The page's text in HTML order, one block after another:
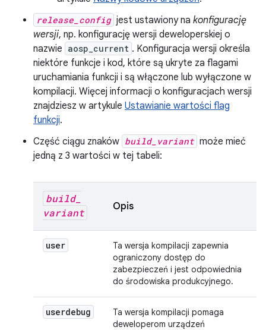
release_config jest ustawiony na konfigurację
wersji, np. konfigurację wersji deweloperskiej o
nazwie aosp_current . Konfiguracja wersji określa
niektóre funkcje i kod, które są ukryte za flagami
uruchamiania funkcji i są włączone lub wyłączone w
kompilacji. Więcej informacji o konfiguracjach wersji
znajdziesz w artykule Ustawianie wartości flag
funkcji.
Część ciągu znaków build_variant może mieć
jedną z 3 wartości w tej tabeli:
build_
variant
Opis
user
Ta wersja kompilacji zapewnia
ograniczony dostęp do
zabezpieczeń i jest odpowiednia
do środowiska produkcyjnego.
userdebug
Ta wersja kompilacji pomaga
deweloperom urządzeń